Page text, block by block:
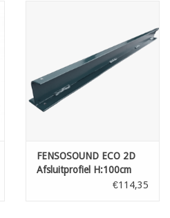
FENSOSOUND ECO 2D
Afsluitprofiel H:100cm
€114,35